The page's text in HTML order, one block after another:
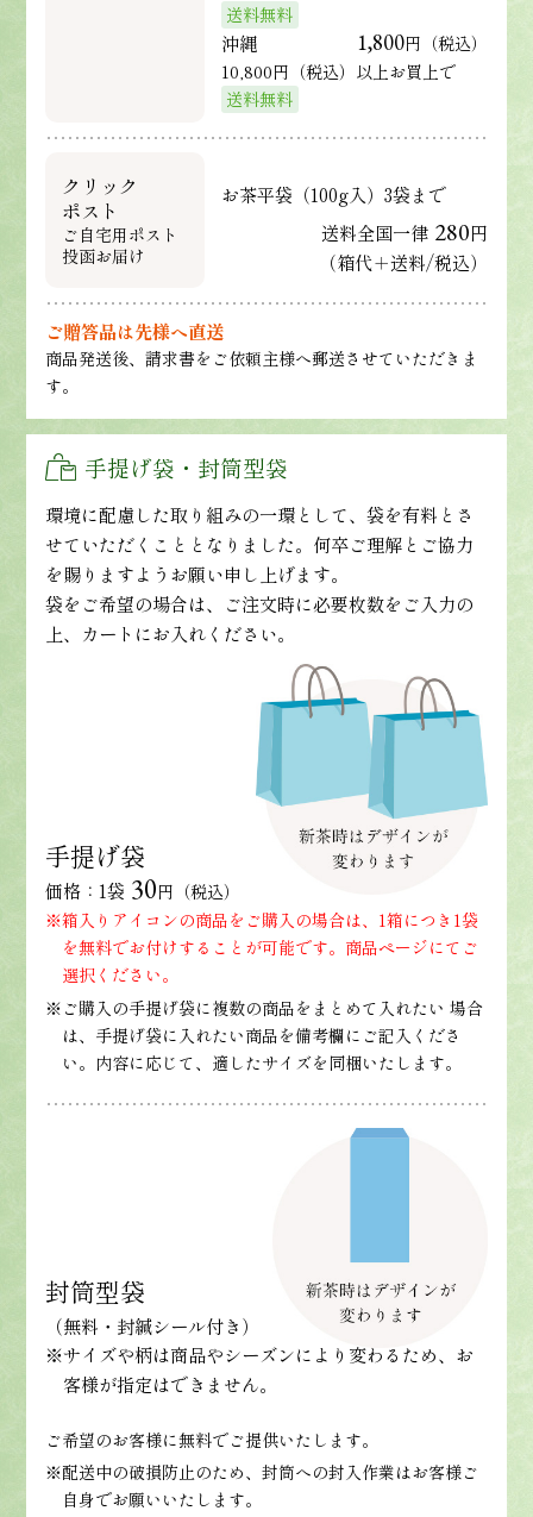
送料無料
沖縄 1,800円（税込）
10,800円（税込）以上お買上で
送料無料
クリック
ポスト
ご自宅用ポスト
投函お届け
お茶平袋（100g入）3袋まで
送料全国一律 280円
（箱代＋送料/税込）
ご贈答品は先様へ直送
商品発送後、請求書をご依頼主様へ郵送させていただきま
す。
手提げ袋・封筒型袋
環境に配慮した取り組みの一環として、袋を有料とさ
せていただくこととなりました。何卒ご理解とご協力
を賜りますようお願い申し上げます。
袋をご希望の場合は、ご注文時に必要枚数をご入力の
上、カートにお入れください。
手提げ袋
価格：1袋 30円（税込）
※箱入りアイコンの商品をご購入の場合は、1箱につき1袋
を無料でお付けすることが可能です。商品ページにてご
選択ください。
※ご購入の手提げ袋に複数の商品をまとめて入れたい 場合
は、手提げ袋に入れたい商品を備考欄にご記入くださ
い。内容に応じて、適したサイズを同梱いたします。
封筒型袋
（無料・封緘シール付き）
※サイズや柄は商品やシーズンにより変わるため、お
客様が指定はできません。
ご希望のお客様に無料でご提供いたします。
※配送中の破損防止のため、封筒への封入作業はお客様ご
自身でお願いいたします。